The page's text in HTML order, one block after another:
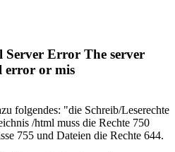
Error The server
error or mis
folgendes: "die Schreib/Leserechte
/html muss die Rechte 750
755 und Dateien die Rechte 644.